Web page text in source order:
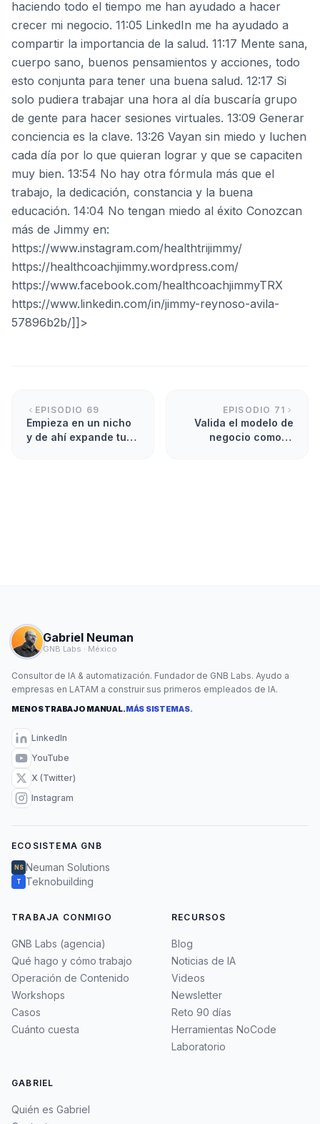
haciendo todo el tiempo me han ayudado a hacer
crecer mi negocio. 11:05 LinkedIn me ha ayudado a
compartir la importancia de la salud. 11:17 Mente sana,
cuerpo sano, buenos pensamientos y acciones, todo
esto conjunta para tener una buena salud. 12:17 Si
solo pudiera trabajar una hora al día buscaría grupo
de gente para hacer sesiones virtuales. 13:09 Generar
conciencia es la clave. 13:26 Vayan sin miedo y luchen
cada día por lo que quieran lograr y que se capaciten
muy bien. 13:54 No hay otra fórmula más que el
trabajo, la dedicación, constancia y la buena
educación. 14:04 No tengan miedo al éxito Conozcan
más de Jimmy en:
https://www.instagram.com/healthtrijimmy/
https://healthcoachjimmy.wordpress.com/
https://www.facebook.com/healthcoachjimmyTRX
https://www.linkedin.com/in/jimmy-reynoso-avila-
57896b2b/]]>
EPISODIO 69
Empieza en un nicho
y de ahí expande tu
EPISODIO 71
Valida el modelo de
negocio como el
Gabriel Neuman
GNB Labs · México
Consultor de IA & automatización. Fundador de GNB Labs. Ayudo a
empresas en LATAM a construir sus primeros empleados de IA.
MENOS TRABAJO MANUAL.MÁS SISTEMAS.
LinkedIn
YouTube
X (Twitter)
Instagram
ECOSISTEMA GNB
NS Neuman Solutions
T Teknobuilding
TRABAJA CONMIGO
GNB Labs (agencia)
Qué hago y cómo trabajo
Operación de Contenido
Workshops
Casos
Cuánto cuesta
RECURSOS
Blog
Noticias de IA
Videos
Newsletter
Reto 90 días
Herramientas NoCode
Laboratorio
GABRIEL
Quién es Gabriel